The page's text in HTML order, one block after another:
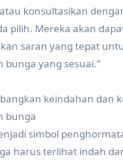
konsultasikan
pilih. Mereka akan
saran yang tepat
bunga yang sesuai.”
keindahan dan
bunga
simbol
harus terlihat indah